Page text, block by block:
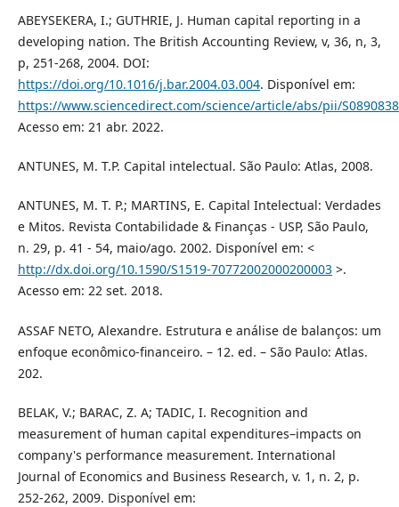
ABEYSEKERA, I.; GUTHRIE, J. Human capital reporting in a
developing nation. The British Accounting Review, v, 36, n, 3,
p, 251-268, 2004. DOI:
https://doi.org/10.1016/j.bar.2004.03.004. Disponível em:
https://www.sciencedirect.com/science/article/abs/pii/
Acesso em: 21 abr. 2022.
ANTUNES, M. T.P. Capital intelectual. São Paulo: Atlas, 2008.
ANTUNES, M. T. P.; MARTINS, E. Capital Intelectual: Verdades
e Mitos. Revista Contabilidade & Finanças - USP, São Paulo,
n. 29, p. 41 - 54, maio/ago. 2002. Disponível em: <
http://dx.doi.org/10.1590/S1519-70772002000200003>.
Acesso em: 22 set. 2018.
ASSAF NETO, Alexandre. Estrutura e análise de balanços: um
enfoque econômico-financeiro. – 12. ed. – São Paulo: Atlas.
202.
BELAK, V.; BARAC, Z. A; TADIC, I. Recognition and
measurement of human capital expenditures–impacts on
company's performance measurement. International
Journal of Economics and Business Research, v. 1, n. 2, p.
252-262, 2009. Disponível em: